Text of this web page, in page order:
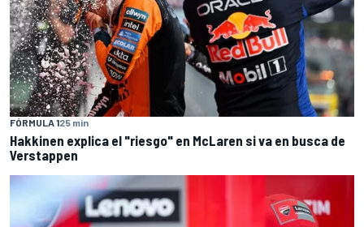
FÓRMULA 125 min
Hakkinen explica el "riesgo" en McLaren si va en busca de
Verstappen